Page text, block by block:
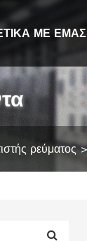
ΜΕ ΕΜΆΣ
ρεύματος